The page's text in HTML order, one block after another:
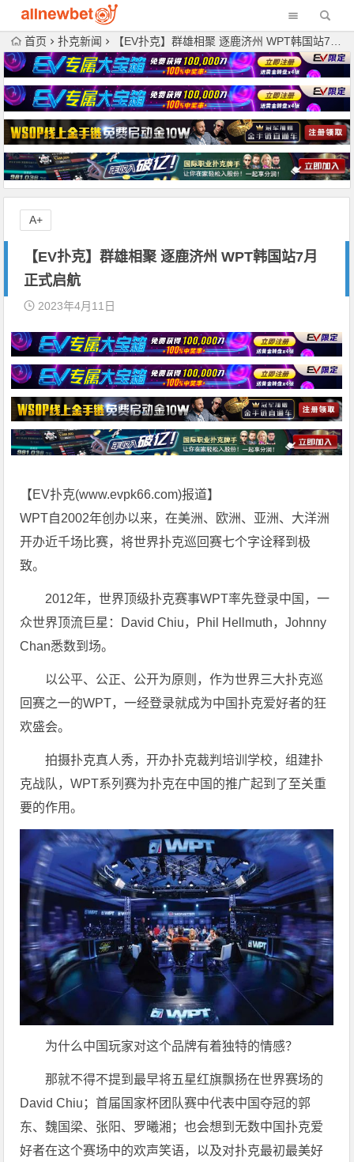
首页 扑克新闻 【EV扑克】群雄相聚 逐鹿济州 WPT韩国站7月正式启航
【EV扑克】群雄相聚 逐鹿济州 WPT韩国站7月
正式启航
2023年4月11日
【EV扑克(www.evpk66.com)报道】
WPT自2002年创办以来，在美洲、欧洲、亚洲、大洋洲
开办近千场比赛，将世界扑克巡回赛七个字诠释到极
致。
2012年，世界顶级扑克赛事WPT率先登录中国，一
众世界顶流巨星：David Chiu，Phil Hellmuth，Johnny
Chan悉数到场。
以公平、公正、公开为原则，作为世界三大扑克巡
回赛之一的WPT，一经登录就成为中国扑克爱好者的狂
欢盛会。
拍摄扑克真人秀，开办扑克裁判培训学校，组建扑
克战队，WPT系列赛为扑克在中国的推广起到了至关重
要的作用。
为什么中国玩家对这个品牌有着独特的情感？
那就不得不提到最早将五星红旗飘扬在世界赛场的
David Chiu；首届国家杯团队赛中代表中国夺冠的郭
东、魏国梁、张阳、罗曦湘；也会想到无数中国扑克爱
好者在这个赛场中的欢声笑语，以及对扑克最初最美好
A+